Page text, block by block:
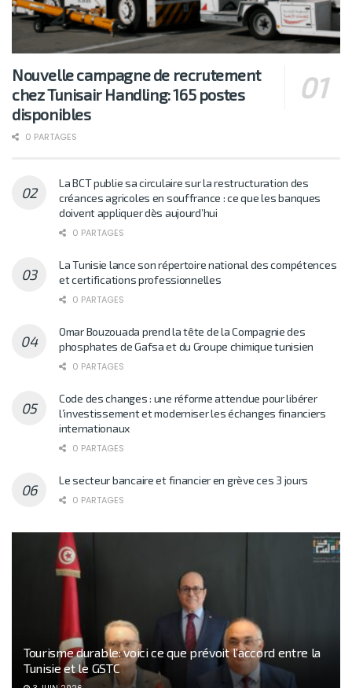
Nouvelle campagne de recrutement
chez Tunisair Handling: 165 postes
disponibles
0 PARTAGES
La BCT publie sa circulaire sur la restructuration des
créances agricoles en souffrance : ce que les banques
doivent appliquer dès aujourd’hui
0 PARTAGES
La Tunisie lance son répertoire national des compétences
et certifications professionnelles
0 PARTAGES
Omar Bouzouada prend la tête de la Compagnie des
phosphates de Gafsa et du Groupe chimique tunisien
0 PARTAGES
Code des changes : une réforme attendue pour libérer
l’investissement et moderniser les échanges financiers
internationaux
0 PARTAGES
Le secteur bancaire et financier en grève ces 3 jours
0 PARTAGES
Tourisme durable: voici ce que prévoit l’accord entre la
Tunisie et le GSTC